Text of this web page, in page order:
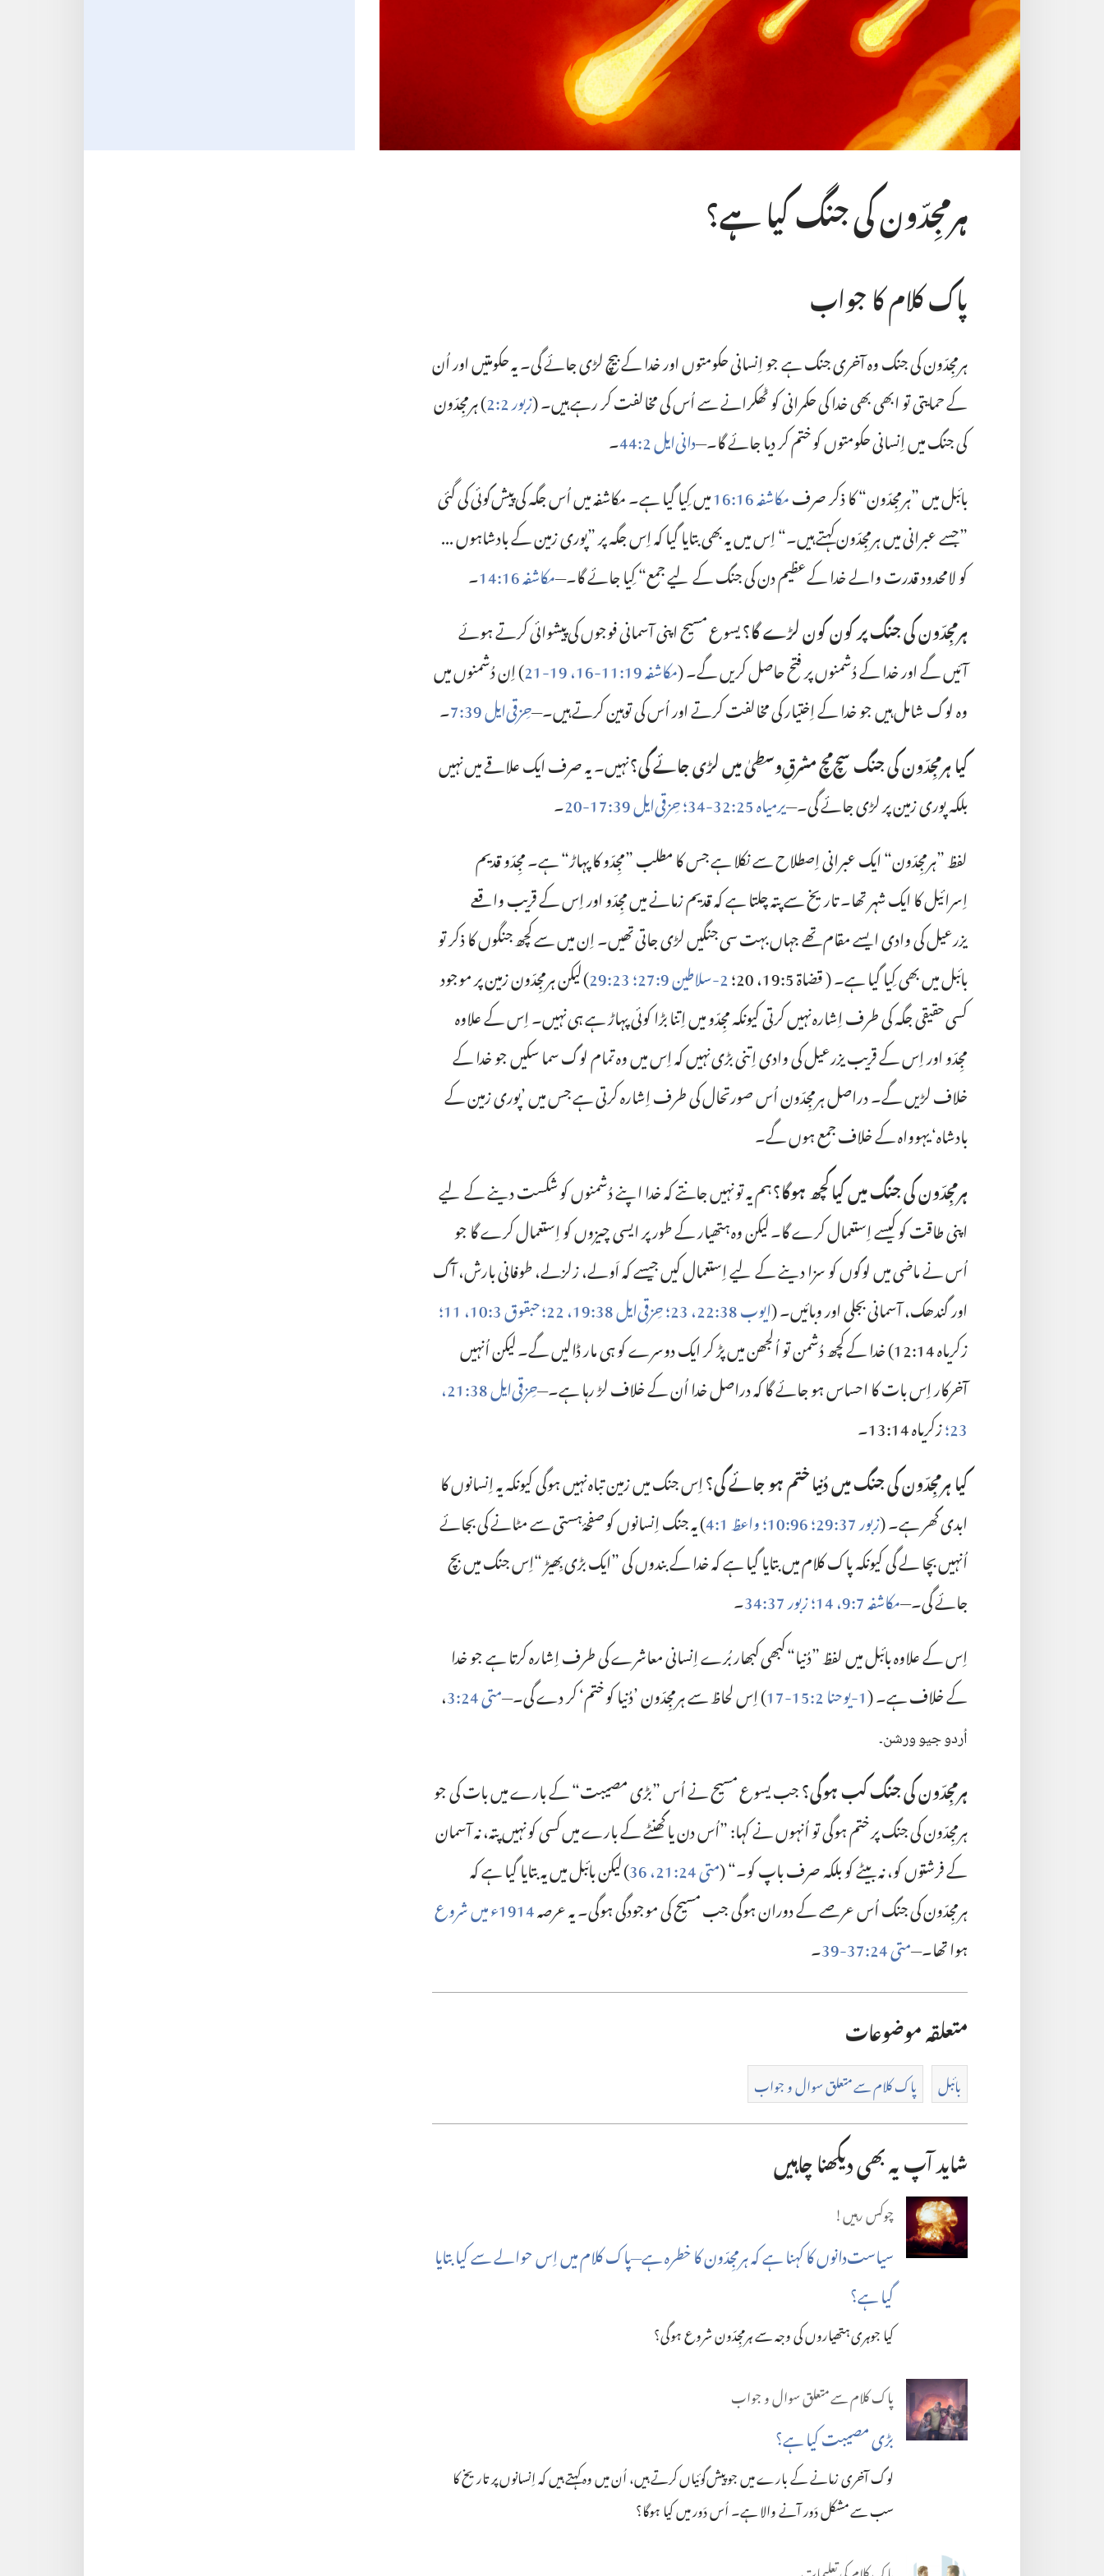
ہرمجِدّون کی جنگ کیا ہے؟‏
پاک کلام کا جواب
ہرمجِدّون کی جنگ وہ آخری جنگ ہے جو اِنسانی حکومتوں اور خدا کے بیچ لڑی جائے گی۔ یہ حکومتیں اور اُن
کے حمایتی تو ابھی بھی خدا کی حکمرانی کو ٹھکرانے سے اُس کی مخالفت کر رہے ہیں۔ (‏زبور 2:‏2
‏)‏ ہرمجِدّون
کی جنگ میں اِنسانی حکومتوں کو ختم کر دیا جائے گا۔—‏دانی‌ایل 2:‏44
‏۔‏
بائبل میں ”‏ہرمجِدّون“‏ کا ذکر صرفمکاشفہ 16:‏16
میں کِیا گیا ہے۔ مکاشفہ میں اُس جگہ کی پیش‌گوئی کی گئی
”‏جسے عبرانی میں ہرمجِدّون کہتے ہیں۔“‏ اِس میں یہ بھی بتایا گیا کہ اِس جگہ پر ”‏پوری زمین کے بادشاہوں .‏.‏.‏
کو لامحدود قدرت والے خدا کے عظیم دن کی جنگ کے لیے جمع“‏ کِیا جائے گا۔—‏مکاشفہ 16:‏14
‏۔‏
ہرمجِدّون کی جنگ پر کون کون لڑے گا؟‏یسوع مسیح اپنی آسمانی فوجوں کی پیشوائی کرتے ہوئے
آئیں گے اور خدا کے دُشمنوں پر فتح حاصل کریں گے۔ (‏مکاشفہ 19:‏11-‏16،‏
‏)‏ اِن دُشمنوں میں
وہ لوگ شامل ہیں جو خدا کے اِختیار کی مخالفت کرتے اور اُس کی توہین کرتے ہیں۔—‏حِزقی‌ایل 39:‏7
‏۔‏
کیا ہرمجِدّون کی جنگ سچ‌مچ مشرقِ‌وسطیٰ میں لڑی جائے گی؟‏نہیں۔ یہ صرف ایک علاقے میں نہیں
بلکہ پوری زمین پر لڑی جائے گی۔—‏یرمیاہ 25:‏32-‏34؛‏ حِزقی‌ایل 39:‏17-‏20
‏۔‏
لفظ ”‏ہرمجِدّون“‏ ایک عبرانی اِصطلا‌ح سے نکلا ہے جس کا مطلب ”‏مجِدّو کا پہاڑ“‏ ہے۔ مجِدّو قدیم
اِسرائیل کا ایک شہر تھا۔ تاریخ سے پتہ چلتا ہے کہ قدیم زمانے میں مجِدّو اور اِس کے قریب واقعے
یزرعیل کی وادی ایسے مقام تھے جہاں بہت سی جنگیں لڑی جاتی تھیں۔ اِن میں سے کچھ جنگوں کا ذکر تو
بائبل میں بھی کِیا گیا ہے۔ (‏قضاۃ 5:‏19، 20؛‏
‏)‏ لیکن ہرمجِدّون زمین پر موجود
کسی حقیقی جگہ کی طرف اِشارہ نہیں کرتی کیونکہ مجِدّو میں اِتنا بڑا کوئی پہاڑ ہے ہی نہیں۔ اِس کے علاوہ
مجِدّو اور اِس کے قریب یزرعیل کی وادی اِتنی بڑی نہیں کہ اِس میں وہ تمام لوگ سما سکیں جو خدا کے
خلاف لڑیں گے۔ دراصل ہرمجِدّون اُس صورتحال کی طرف اِشارہ کرتی ہے جس میں ’‏پوری زمین کے
بادشاہ‘‏ یہوواہ کے خلاف جمع ہوں گے۔‏
ہرمجِدّون کی جنگ میں کیا کچھ ہوگا؟‏ہم یہ تو نہیں جانتے کہ خدا اپنے دُشمنوں کو شکست دینے کے لیے
اپنی طاقت کو کیسے اِستعمال کرے گا۔ لیکن وہ ہتھیار کے طور پر ایسی چیزوں کو اِستعمال کرے گا جو
اُس نے ماضی میں لوگوں کو سزا دینے کے لیے اِستعمال کیں جیسے کہ اَولے، زلزلے، طوفانی بارش، آگ
اور گندھک، آسمانی بجلی اور وبائیں۔ (‏ایوب 38:‏22، 23؛‏ حِزقی‌ایل 38:‏19،‏
حبقوق 3:‏10، 11؛‏
زکریاہ 14:‏12
‏)‏ خدا کے کچھ دُشمن تو اُلجھن میں پڑ کر ایک دوسرے کو ہی مار ڈالیں گے۔ لیکن اُنہیں
آخرکار اِس بات کا احساس ہو جائے گا کہ دراصل خدا اُن کے خلاف لڑ رہا ہے۔—‏حِزقی‌ایل 38:‏21،‏
23؛‏ زکریاہ 14:‏13
‏۔‏
کیا ہرمجِدّون کی جنگ میں دُنیا ختم ہو جائے گی؟‏اِس جنگ میں زمین تباہ نہیں ہوگی کیونکہ یہ اِنسانوں کا
ابدی گھر ہے۔ (‏زبور 37:‏29؛‏ واعظ 1:‏4
‏)‏ یہ جنگ اِنسانوں کو صفحۂ‌ہستی سے مٹانے کی بجائے
اُنہیں بچا لے گی کیونکہ پاک کلام میں بتایا گیا ہے کہ خدا کے بندوں کی ”‏ایک بڑی بِھیڑ “‏اِس جنگ میں بچ
جائے گی۔—‏مکاشفہ 7:‏9،‏ زبور 37:‏34
‏۔‏
اِس کے علاوہ بائبل میں لفظ ”‏دُنیا“‏ کبھی کبھار بُرے اِنسانی معاشرے کی طرف اِشارہ کرتا ہے جو خدا
کے خلاف ہے۔ (‏1-‏یوحنا 2:‏15-‏17 ‏)‏ اِس لحاظ سے ہرمجِدّون ’‏دُنیا کو ختم‘‏ کر دے گی۔—‏متی 24:‏3 ‏،
اُردوجیوورشن۔‏
ہرمجِدّون کی جنگ کب ہوگی؟‏جب یسوع مسیح نے اُس ”‏بڑی مصیبت“‏ کے بارے میں بات کی جو
ہرمجِدّون کی جنگ پر ختم ہوگی تو اُنہوں نے کہا:‏ ”‏اُس دن یا گھنٹے کے بارے میں کسی کو نہیں پتہ، نہ آسمان
کے فرشتوں کو، نہ بیٹے کو بلکہ صرف باپ کو۔“‏ (‏متی 24:‏21،‏
‏)‏ لیکن بائبل میں یہ بتایا گیا ہے کہ
ہرمجِدّون کی جنگ اُس عرصے کے دوران ہوگی جب مسیح کی موجودگی ہوگی۔ یہ عرصہ1914ء میں شروع
ہوا تھا۔—‏متی 24:‏37-‏39 ‏۔‏
متعلقہ موضوعات
بائبل پاک کلام سے متعلق سوال و جواب
شاید آپ یہ بھی دیکھنا چاہیں
چوکس رہیں!‏
سیاست‌دانوں کا کہنا ہے کہ ہرمجِدّون کا خطرہ ہے—‏پاک کلام میں اِس حوالے سے کیا بتایا
گیا ہے؟
کیا جوہری ہتھیاروں کی وجہ سے ہرمجِدّون شروع ہوگی؟
پاک کلام سے متعلق سوال و جواب
بڑی مصیبت کیا ہے؟‏
لوگ آخری زمانے کے بارے میں جو پیش‌گوئیاں کرتے ہیں، اُن میں وہ کہتے ہیں کہ اِنسانوں پر تاریخ کا
سب سے مشکل دَور آنے والا ہے۔ اُس دَور میں کیا ہوگا؟‏